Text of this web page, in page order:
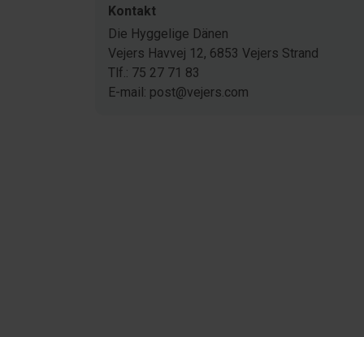
Kontakt
Die Hyggelige Dänen
Vejers Havvej 12, 6853 Vejers Strand
Tlf.: 75 27 71 83
E-mail: post@vejers.com